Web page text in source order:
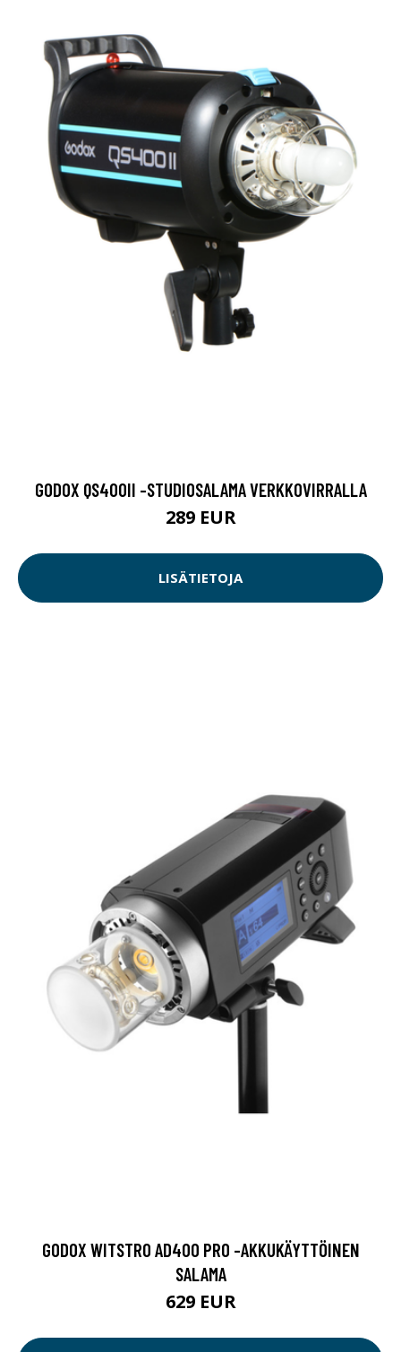
GODOX QS400II -STUDIOSALAMA VERKKOVIRRALLA
289 EUR
LISÄTIETOJA
GODOX WITSTRO AD400 PRO -AKKUKÄYTTÖINEN
SALAMA
629 EUR